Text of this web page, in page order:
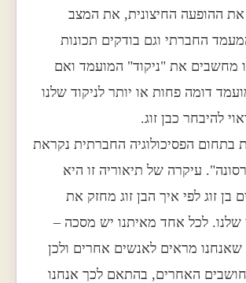
את ההופעה החיצונית, את המצב
החברתי וגם בודקים תכונות
מחשבים את "ניקוד" המועמד ואם
דומה פחות או יותר לניקוד שלנו
להיבחר כבן זוג.
בתחום הפסיכולוגיה החברתית נקראת
עיקרה של תיאוריה זו היא
בן זוג לפי איך הבן זוג מחזק את
שלנו. לכל אחד מאיתנו יש מסכה –
מראים לאנשים אחרים ולכן
האחרים, בהתאם לכך אנחנו